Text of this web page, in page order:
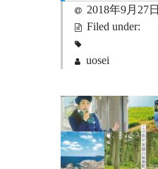
2018年9月27日
Filed under:
uosei